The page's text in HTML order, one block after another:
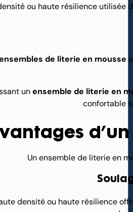
ou haute résilience
de literie en mousse
unensemble de literie en
confortable
Un ensemble de literie en
densité ou haute résilience